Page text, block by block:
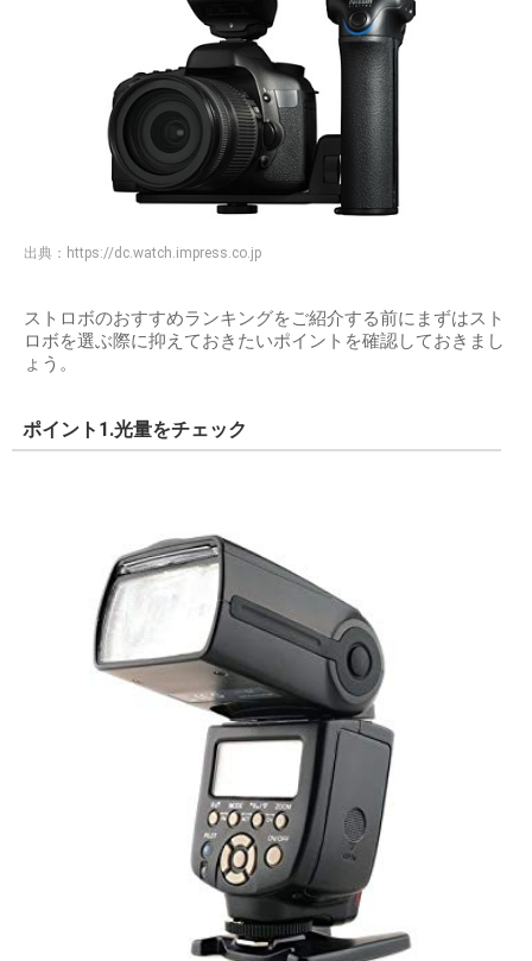
出典： https://dc.watch.impress.co.jp
ストロボのおすすめランキングをご紹介する前にまずはスト
ロボを選ぶ際に抑えておきたいポイントを確認しておきまし
ょう。
ポイント1.光量をチェック